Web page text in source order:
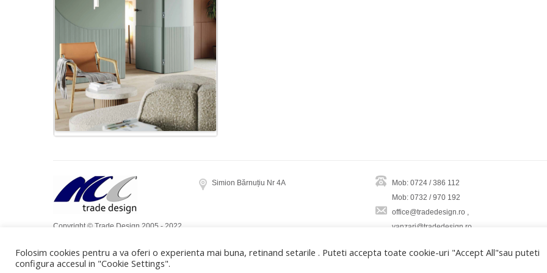
Copyright © Trade Design 2005 - 2022.
Dow Media
Simion Bărnuțiu Nr 4A
Mob: 0724 / 386 112
Mob: 0732 / 970 192
office@tradedesign.ro ,
vanzari@tradedesign.ro
Folosim cookies pentru a va oferi o experienta mai buna, retinand setarile . Puteti accepta toate cookie-uri "Accept All"sau puteti
configura accesul in "Cookie Settings".